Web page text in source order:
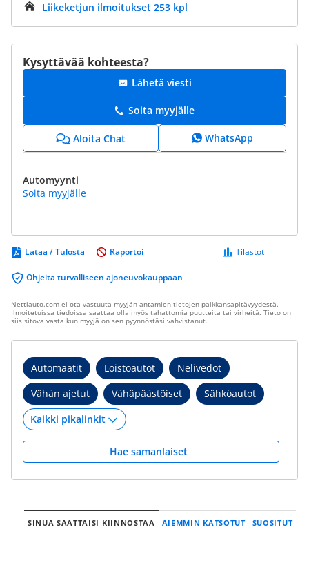
Liikeketjun ilmoitukset 253 kpl
Kysyttävää kohteesta?
Lähetä viesti
Soita myyjälle
Aloita Chat WhatsApp
Automyynti
Soita myyjälle
Lataa / Tulosta
Ohjeita turvalliseen ajoneuvokauppaan
Tilastot
Raportoi
Nettiauto.com ei ota vastuuta myyjän antamien tietojen paikkansapitävyydestä.
Ilmoitetuissa tiedoissa saattaa olla myös tahattomia puutteita tai virheitä. Tieto on
siis sitova vasta kun myyjä on sen pyynnöstäsi vahvistanut.
Automaatit Loistoautot
Nelivedot
Vähän ajetut
Vähäpäästöiset Sähköautot
Hae samanlaiset
SINUA SAATTAISI KIINNOSTAA AIEMMIN KATSOTUT SUOSITUT